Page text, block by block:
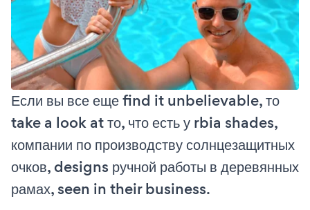
Если вы все еще find it unbelievable, то
take a look at то, что есть у rbia shades,
компании по производству солнцезащитных
очков, designs ручной работы в деревянных
рамах, seen in their business.